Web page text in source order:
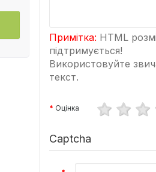
Примітка: HTML
підтримується!
Використовуйте
текст.
Оцінка
Captcha